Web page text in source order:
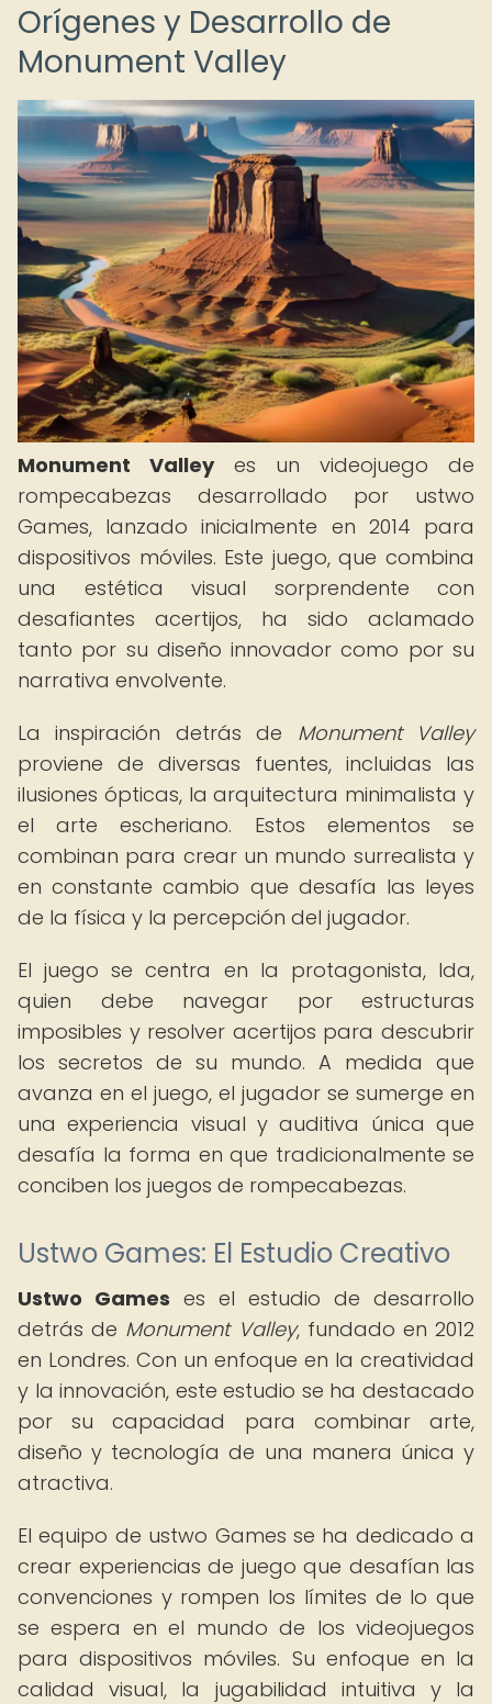
Orígenes y Desarrollo de
Monument Valley
Monument Valleyes un videojuego de
rompecabezas desarrollado por ustwo
Games, lanzado inicialmente en 2014 para
dispositivos móviles. Este juego, que combina
una estética visual sorprendente con
desafiantes acertijos, ha sido aclamado
tanto por su diseño innovador como por su
narrativa envolvente.
La inspiración detrás de Monument Valley
proviene de diversas fuentes, incluidas las
ilusiones ópticas, la arquitectura minimalista y
el arte escheriano. Estos elementos se
combinan para crear un mundo surrealista y
en constante cambio que desafía las leyes
de la física y la percepción del jugador.
El juego se centra en la protagonista, Ida,
quien debe navegar por estructuras
imposibles y resolver acertijos para descubrir
los secretos de su mundo. A medida que
avanza en el juego, el jugador se sumerge en
una experiencia visual y auditiva única que
desafía la forma en que tradicionalmente se
conciben los juegos de rompecabezas.
Ustwo Games: El Estudio Creativo
Ustwo Games es el estudio de desarrollo
detrás de Monument Valley, fundado en 2012
en Londres. Con un enfoque en la creatividad
y la innovación, este estudio se ha destacado
por su capacidad para combinar arte,
diseño y tecnología de una manera única y
atractiva.
El equipo de ustwo Games se ha dedicado a
crear experiencias de juego que desafían las
convenciones y rompen los límites de lo que
se espera en el mundo de los videojuegos
para dispositivos móviles. Su enfoque en la
calidad visual, la jugabilidad intuitiva y la